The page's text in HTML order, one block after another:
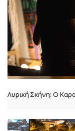
Λυρική Σκήνη: Ο